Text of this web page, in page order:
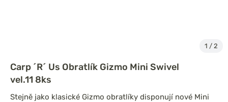
1 / 2
Carp ´R´ Us Obratlík Gizmo Mini Swivel
vel.11 8ks
Stejně jako klasické Gizmo obratlíky disponují nové Mini